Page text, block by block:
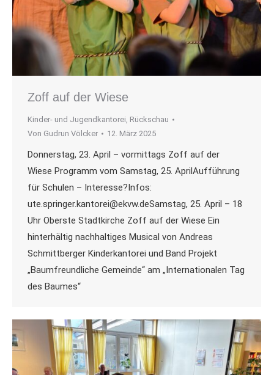
Zoff auf der Wiese
Kinder- und Jugendkantorei, Rückschau
Von Gudrun Völcker 12. März 2025
Donnerstag, 23. April – vormittags Zoff auf der
Wiese Programm vom Samstag, 25. AprilAufführung
für Schulen – Interesse?Infos:
ute.springer.kantorei@ekvw.deSamstag, 25. April – 18
Uhr Oberste Stadtkirche Zoff auf der Wiese Ein
hinterhältig nachhaltiges Musical von Andreas
Schmittberger Kinderkantorei und Band Projekt
„Baumfreundliche Gemeinde“ am „Internationalen Tag
des Baumes“